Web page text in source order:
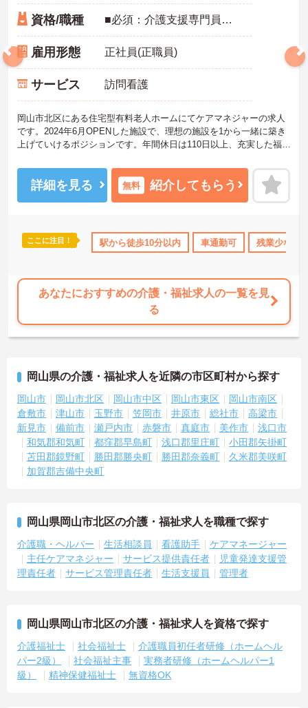
暇取得実績あり ボーナス・賞与あり 社会保険完備 交通費支
資格/職種 ■必須：介護支援専門員（ケアマネジャー）資格 ■歓迎：主任介護支援専門員（主任ケアマネジャー）資格
雇用形態 正社員(正職員)
サービス 訪問看護
岡山市北区にある住宅型有料老人ホームにてケアマネジャーの求人
です。2024年6月OPENした施設で、理想の施設を1から一緒に築き
上げていけるポジションです。年間休日は110日以上、充実した福利
ご興味のある方には、面接対策ポイントなど、さらに詳細をお話し
いたしますのでお気軽にご相談ください！
詳細を見る 無料 紹介してもらう
ここに注目！ 駅から徒歩10分以内 車通勤可 残業少なめ
あなたにおすすめの介護・福祉求人の一覧を見
る
岡山県の介護・福祉求人を近隣の市区町村から探す
岡山市 岡山市北区 岡山市中区 岡山市東区
岡山市南区
倉敷市
津山市 玉野市 笠岡市 井原市 総社市
高梁市
新見市
備前市 瀬戸内市 赤磐市 真庭市 美作市
浅口市
和気郡和気町
都窪郡早島町 浅口郡里庄町
小田郡矢掛町
苫田郡鏡野町
勝田郡勝央町 勝田郡奈義町
久米郡美咲町
加賀郡吉備中央町
岡山県岡山市北区の介護・福祉求人を職種で探す
介護職・ヘルパー 生活相談員 看護助手
ケアマネージャー
主任ケアマネジャー
サービス提供責任者
児童発達支援管
理責任者
サービス管理責任者 生活支援員 管理者
岡山県岡山市北区の介護・福祉求人を資格で探す
介護福祉士 社会福祉士
介護職員初任者研修（ホームヘル
パー2級）
社会福祉主事
実務者研修（ホームヘルパー1
級）
精神保健福祉士 無資格OK